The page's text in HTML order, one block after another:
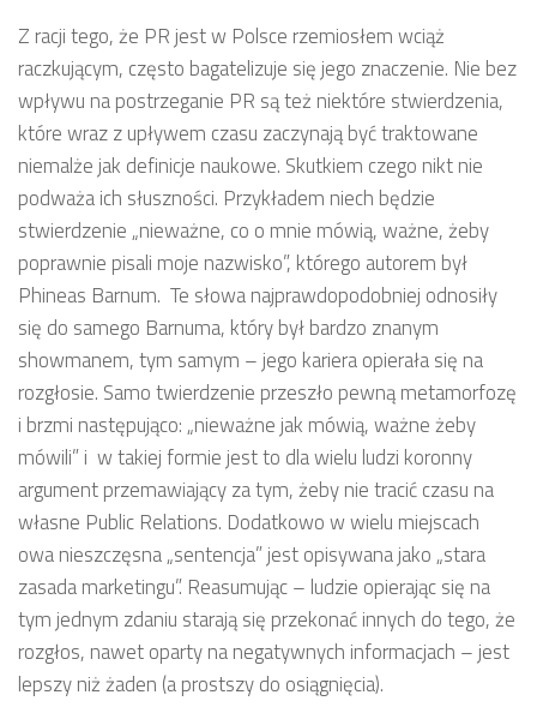
Z racji tego, że PR jest w Polsce rzemiosłem wciąż
raczkującym, często bagatelizuje się jego znaczenie. Nie bez
wpływu na postrzeganie PR są też niektóre stwierdzenia,
które wraz z upływem czasu zaczynają być traktowane
niemalże jak definicje naukowe. Skutkiem czego nikt nie
podważa ich słuszności. Przykładem niech będzie
stwierdzenie „nieważne, co o mnie mówią, ważne, żeby
poprawnie pisali moje nazwisko”, którego autorem był
Phineas Barnum. Te słowa najprawdopodobniej odnosiły
się do samego Barnuma, który był bardzo znanym
showmanem, tym samym – jego kariera opierała się na
rozgłosie. Samo twierdzenie przeszło pewną metamorfozę
i brzmi następująco: „nieważne jak mówią, ważne żeby
mówili” i w takiej formie jest to dla wielu ludzi koronny
argument przemawiający za tym, żeby nie tracić czasu na
własne Public Relations. Dodatkowo w wielu miejscach
owa nieszczęsna „sentencja” jest opisywana jako „stara
zasada marketingu”. Reasumując – ludzie opierając się na
tym jednym zdaniu starają się przekonać innych do tego, że
rozgłos, nawet oparty na negatywnych informacjach – jest
lepszy niż żaden (a prostszy do osiągnięcia).